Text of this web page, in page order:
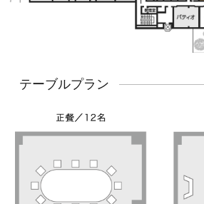
テーブルプラン